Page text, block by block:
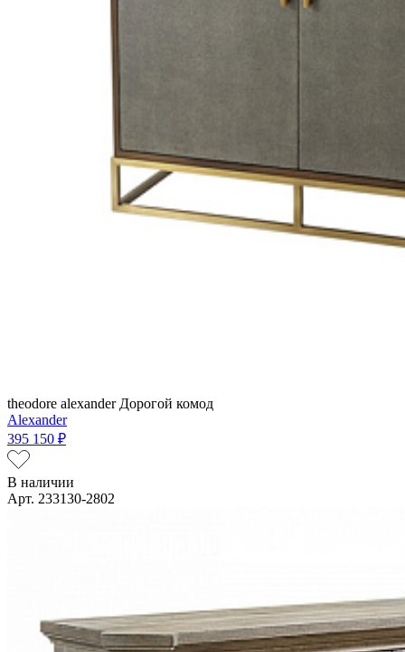
theodore alexander Дорогой комод
Alexander
395 150 ₽
В наличии
Арт. 233130-2802